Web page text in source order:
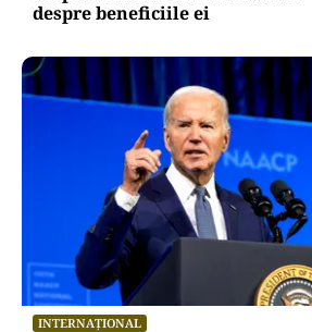
despre beneficiile ei
INTERNAȚIONAL